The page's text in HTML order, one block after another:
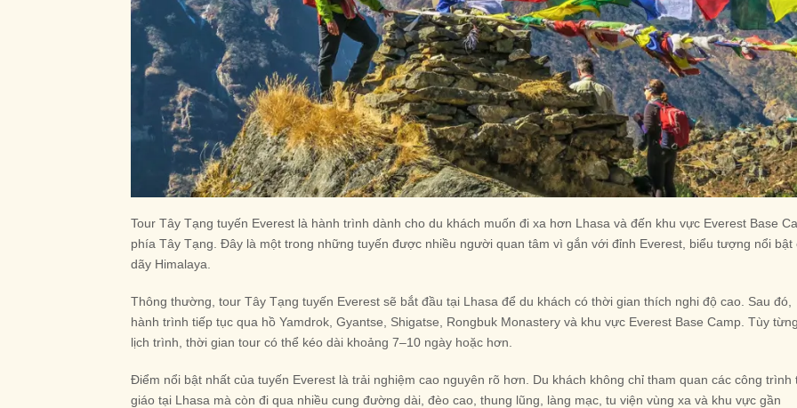
Tour Tây Tạng tuyến Everest là hành trình dành cho du khách muốn đi xa hơn Lhasa và đến khu vực Everest Base
phía Tây Tạng. Đây là một trong những tuyến được nhiều người quan tâm vì gắn với đỉnh Everest, biểu tượng nổi bật
dãy Himalaya.
Thông thường, tour Tây Tạng tuyến Everest sẽ bắt đầu tại Lhasa để du khách có thời gian thích nghi độ cao. Sau đó,
hành trình tiếp tục qua hồ Yamdrok, Gyantse, Shigatse, Rongbuk Monastery và khu vực Everest Base Camp. Tùy
lịch trình, thời gian tour có thể kéo dài khoảng 7–10 ngày hoặc hơn.
Điểm nổi bật nhất của tuyến Everest là trải nghiệm cao nguyên rõ hơn. Du khách không chỉ tham quan các công trình
giáo tại Lhasa mà còn đi qua nhiều cung đường dài, đèo cao, thung lũng, làng mạc, tu viện vùng xa và khu vực gần